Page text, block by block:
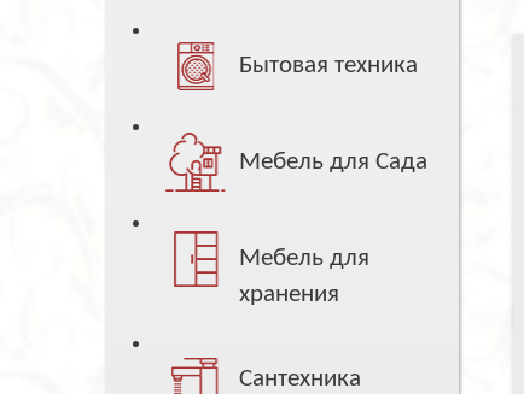
Бытовая техника
Мебель для Сада
Мебель для
хранения
Сантехника